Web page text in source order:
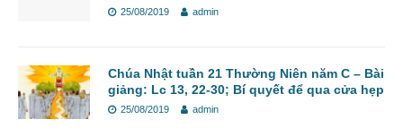
25/08/2019 admin
Chúa Nhật tuần 21 Thường Niên năm C – Bài
giảng: Lc 13, 22-30; Bí quyết để qua cửa hẹp
25/08/2019 admin